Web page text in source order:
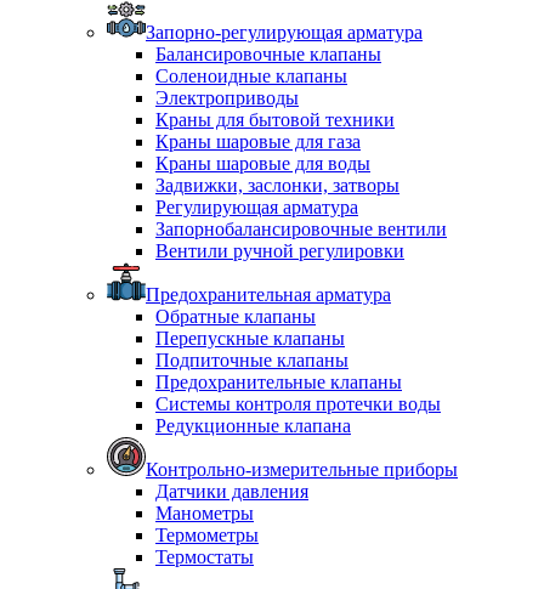
Запорно-регулирующая арматура
Балансировочные клапаны
Соленоидные клапаны
Электроприводы
Краны для бытовой техники
Краны шаровые для газа
Краны шаровые для воды
Задвижки, заслонки, затворы
Регулирующая арматура
Запорнобалансировочные вентили
Вентили ручной регулировки
Предохранительная арматура
Обратные клапаны
Перепускные клапаны
Подпиточные клапаны
Предохранительные клапаны
Системы контроля протечки воды
Редукционные клапана
Контрольно-измерительные приборы
Датчики давления
Манометры
Термометры
Термостаты